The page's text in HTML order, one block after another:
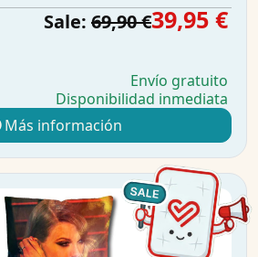
Sale: 69,90 €39,95 €
Envío gratuito
Disponibilidad inmediata
Más información